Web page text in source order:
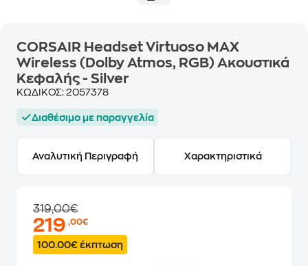
CORSAIR Headset Virtuoso MAX
Wireless (Dolby Atmos, RGB) Ακουστικά
Κεφαλής - Silver
ΚΩΔΙΚΟΣ: 2057378
Διαθέσιμο με παραγγελία
Αναλυτική Περιγραφή Χαρακτηριστικά
319,00€
219,00€
100.00€ έκπτωση